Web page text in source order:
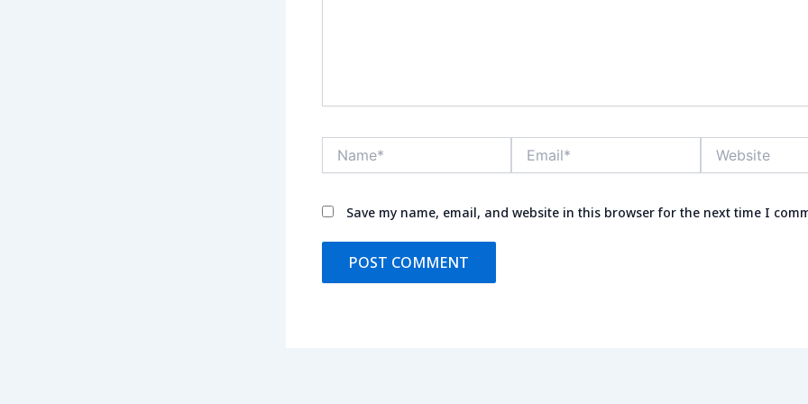
Save my name, email, and website in this browser for the next time I